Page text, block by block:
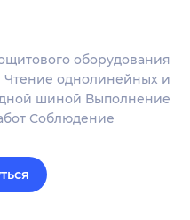
оборудования
однолинейных и
шиной Выполнение
Соблюдение